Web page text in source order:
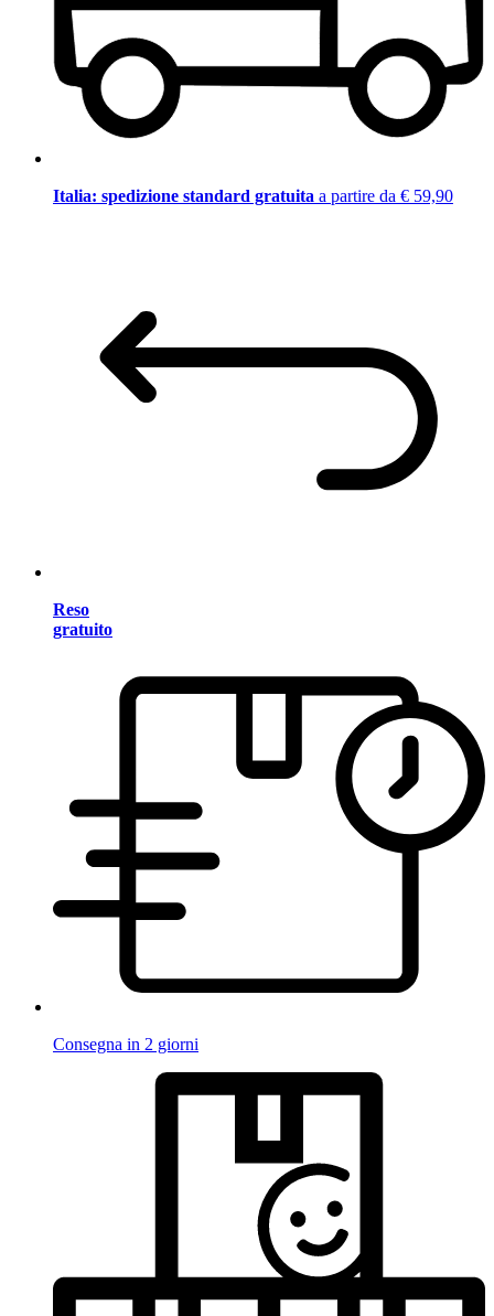
Italia: spedizione standard gratuita a partire da € 59,90
Reso
gratuito
Consegna in 2 giorni